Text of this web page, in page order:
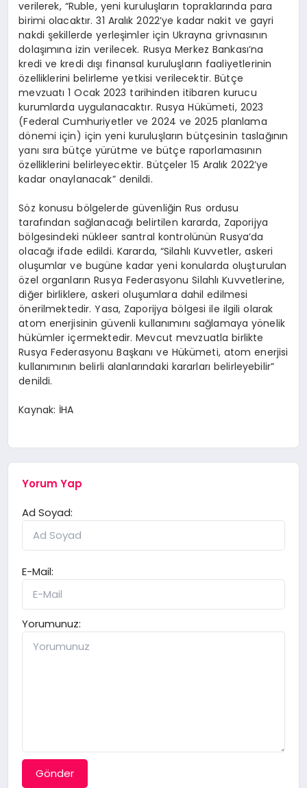
verilerek, “Ruble, yeni kuruluşların topraklarında para
birimi olacaktır. 31 Aralık 2022’ye kadar nakit ve gayri
nakdi şekillerde yerleşimler için Ukrayna grivnasının
dolaşımına izin verilecek. Rusya Merkez Bankası’na
kredi ve kredi dışı finansal kuruluşların faaliyetlerinin
özelliklerini belirleme yetkisi verilecektir. Bütçe
mevzuatı 1 Ocak 2023 tarihinden itibaren kurucu
kurumlarda uygulanacaktır. Rusya Hükümeti, 2023
(Federal Cumhuriyetler ve 2024 ve 2025 planlama
dönemi için) için yeni kuruluşların bütçesinin taslağının
yanı sıra bütçe yürütme ve bütçe raporlamasının
özelliklerini belirleyecektir. Bütçeler 15 Aralık 2022’ye
kadar onaylanacak” denildi.
Söz konusu bölgelerde güvenliğin Rus ordusu
tarafından sağlanacağı belirtilen kararda, Zaporijya
bölgesindeki nükleer santral kontrolünün Rusya’da
olacağı ifade edildi. Kararda, “Silahlı Kuvvetler, askeri
oluşumlar ve bugüne kadar yeni konularda oluşturulan
özel organların Rusya Federasyonu Silahlı Kuvvetlerine,
diğer birliklere, askeri oluşumlara dahil edilmesi
önerilmektedir. Yasa, Zaporijya bölgesi ile ilgili olarak
atom enerjisinin güvenli kullanımını sağlamaya yönelik
hükümler içermektedir. Mevcut mevzuatla birlikte
Rusya Federasyonu Başkanı ve Hükümeti, atom enerjisi
kullanımının belirli alanlarındaki kararları belirleyebilir”
denildi.
Kaynak: İHA
Yorum Yap
Ad Soyad:
E-Mail:
Yorumunuz:
Gönder